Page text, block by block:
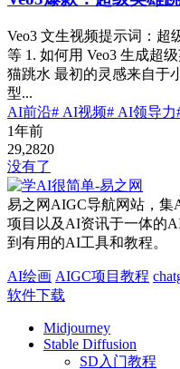
Veo3 文生视频提示词：超
等 1. 如何用 Veo3 生成超
猫跳水 最初的灵感来自于
型...
AI前沿# AI视频# AI领导力
1年前
29,2820
没有了
易之网AIGC导航网站，
项目以及AI资讯于一体的
到有用的AI工具和教程。
AI绘画 AIGC项目教程
软件下载
Midjourney
Stable Diffusion
SD入门教程